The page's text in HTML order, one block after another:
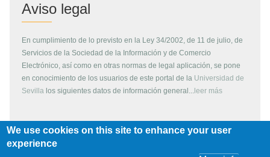
Aviso legal
En cumplimiento de lo previsto en la Ley 34/2002, de 11 de julio, de
Servicios de la Sociedad de la Información y de Comercio
Electrónico, así como en otras normas de legal aplicación, se pone
en conocimiento de los usuarios de este portal de la Universidad de
Sevilla los siguientes datos de información general... leer más
Copyright
We use cookies on this site to enhance your user
experience